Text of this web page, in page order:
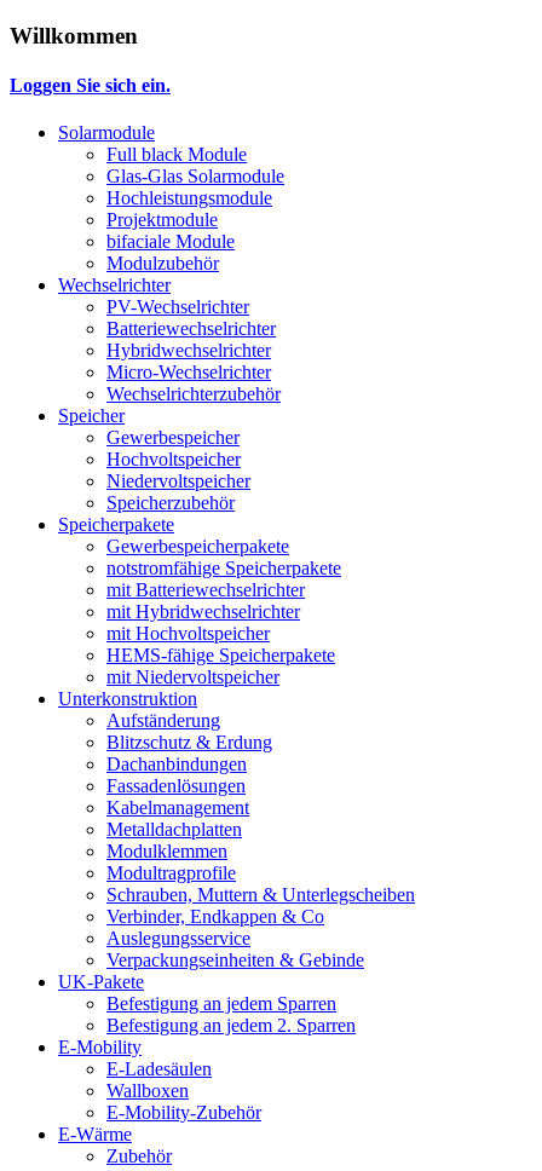
Willkommen
Loggen Sie sich ein.
Solarmodule
Full black Module
Glas-Glas Solarmodule
Hochleistungsmodule
Projektmodule
bifaciale Module
Modulzubehör
Wechselrichter
PV-Wechselrichter
Batteriewechselrichter
Hybridwechselrichter
Micro-Wechselrichter
Wechselrichterzubehör
Speicher
Gewerbespeicher
Hochvoltspeicher
Niedervoltspeicher
Speicherzubehör
Speicherpakete
Gewerbespeicherpakete
notstromfähige Speicherpakete
mit Batteriewechselrichter
mit Hybridwechselrichter
mit Hochvoltspeicher
HEMS-fähige Speicherpakete
mit Niedervoltspeicher
Unterkonstruktion
Aufständerung
Blitzschutz & Erdung
Dachanbindungen
Fassadenlösungen
Kabelmanagement
Metalldachplatten
Modulklemmen
Modultragprofile
Schrauben, Muttern & Unterlegscheiben
Verbinder, Endkappen & Co
Auslegungsservice
Verpackungseinheiten & Gebinde
UK-Pakete
Befestigung an jedem Sparren
Befestigung an jedem 2. Sparren
E-Mobility
E-Ladesäulen
Wallboxen
E-Mobility-Zubehör
E-Wärme
Zubehör